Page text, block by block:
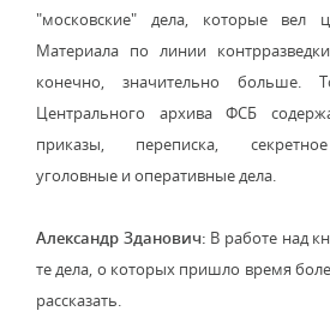
"московские" дела, которые вел
Материала по линии
конечно, значительно больше.
Центрального архива ФСБ
приказы, переписка, секретное
уголовные и оперативные дела.
Александр Зданович: В работе над
те дела, о которых пришло время
рассказать.